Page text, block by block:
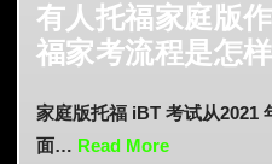
有人托福家庭版
福家考流程是怎
家庭版托福 iBT 考试从2021
面… Read More